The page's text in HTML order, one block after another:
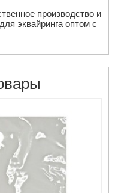
производство и
эквайринга оптом с